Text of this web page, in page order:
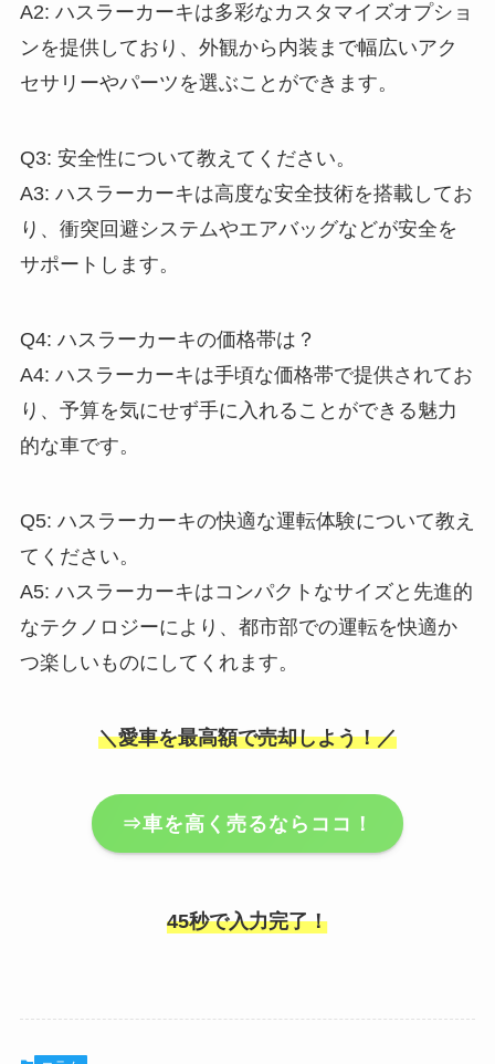
A2: ハスラーカーキは多彩なカスタマイズオプショ
ンを提供しており、外観から内装まで幅広いアク
セサリーやパーツを選ぶことができます。
Q3: 安全性について教えてください。
A3: ハスラーカーキは高度な安全技術を搭載してお
り、衝突回避システムやエアバッグなどが安全を
サポートします。
Q4: ハスラーカーキの価格帯は？
A4: ハスラーカーキは手頃な価格帯で提供されてお
り、予算を気にせず手に入れることができる魅力
的な車です。
Q5: ハスラーカーキの快適な運転体験について教え
てください。
A5: ハスラーカーキはコンパクトなサイズと先進的
なテクノロジーにより、都市部での運転を快適か
つ楽しいものにしてくれます。
＼愛車を最高額で売却しよう！／
⇒車を高く売るならココ！
45秒で入力完了！